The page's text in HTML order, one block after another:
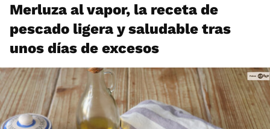
Merluza al vapor, la receta de
pescado ligera y saludable tras
unos días de excesos